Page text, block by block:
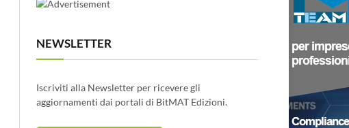
NEWSLETTER
Iscriviti alla Newsletter per ricevere gli
aggiornamenti dai portali di BitMAT Edizioni.